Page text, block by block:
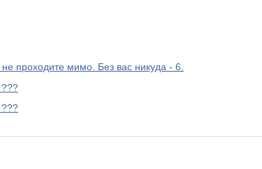
проходите мимо. Без вас никуда - 6.